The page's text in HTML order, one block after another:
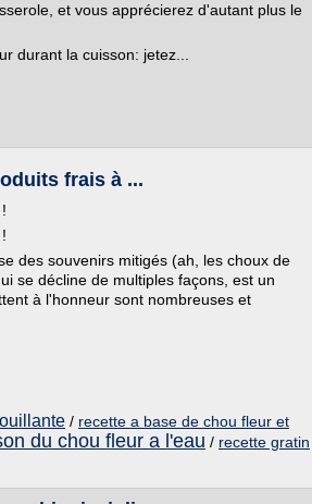
et vous apprécierez d'autant plus le
durant la cuisson: jetez...
frais à ...
des souvenirs mitigés (ah, les choux de
se décline de multiples façons, est un
à l'honneur sont nombreuses et
/ recette a base de chou fleur et
du chou fleur a l'eau / recette gratin